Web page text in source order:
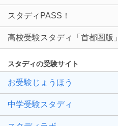
スタディPASS！
高校受験スタディ「首都圏版」
スタディの受験サイト
お受験じょうほう
中学受験スタディ